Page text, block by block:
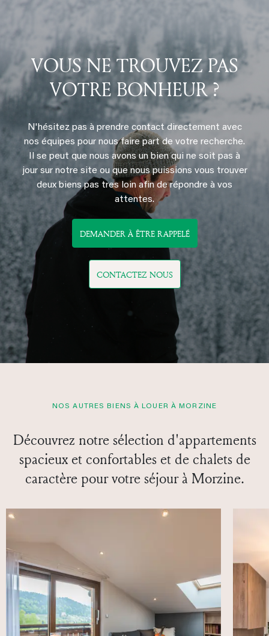
VOUS NE TROUVEZ PAS
VOTRE BONHEUR ?
N'hésitez pas à prendre contact directement avec
nos équipes pour nous faire part de votre recherche.
Il se peut que nous avons un bien qui ne soit pas à
jour sur notre site ou que nous puissions vous trouver
deux biens pas tres loin afin de répondre à vos
attentes.
DEMANDER À ÊTRE RAPPELÉ
CONTACTEZ NOUS
NOS AUTRES BIENS À LOUER À MORZINE
Découvrez notre sélection d'appartements
spacieux et confortables et de chalets de
caractère pour votre séjour à Morzine.